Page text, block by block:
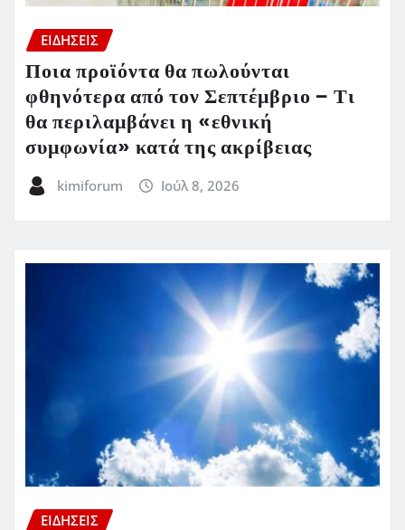
ΕΙΔΗΣΕΙΣ
Ποια προϊόντα θα πωλούνται
φθηνότερα από τον Σεπτέμβριο – Τι
θα περιλαμβάνει η «εθνική
συμφωνία» κατά της ακρίβειας
kimiforum Ιούλ 8, 2026
ΕΙΔΗΣΕΙΣ